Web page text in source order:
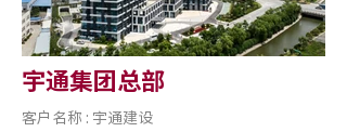
< Back
宇通集团总部
客户名称 : 宇通建设